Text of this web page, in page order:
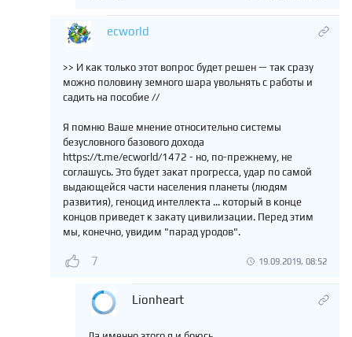
ecworld
>> И как только этот вопрос будет решен — так сразу
можно половину земного шара увольнять с работы и
садить на пособие //
Я помню Ваше мнение относительно системы
безусловного базового дохода
https://t.me/ecworld/1472 - но, по-прежнему, не
соглашусь. Это будет закат прогресса, удар по самой
выдающейся части населения планеты (людям
развития), геноцид интеллекта ... который в конце
концов приведет к закату цивилизации. Перед этим
мы, конечно, увидим "парад уродов".
7 19.09.2019, 08:52
Lionheart